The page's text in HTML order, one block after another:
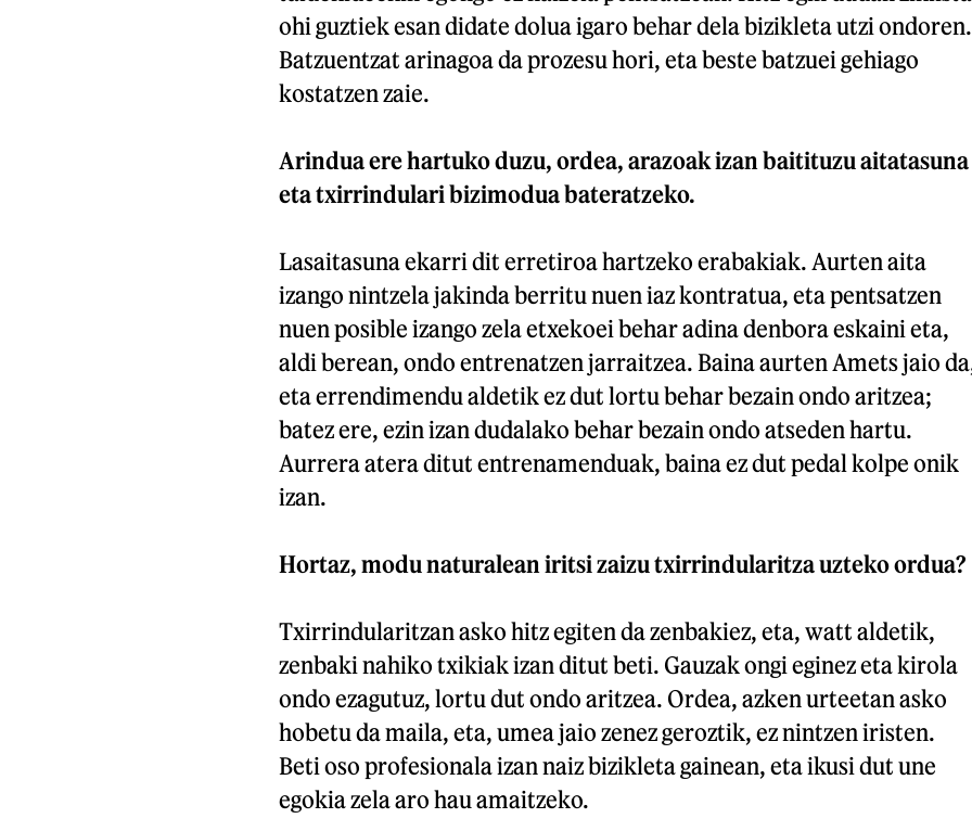
ohi guztiek esan didate dolua igaro behar dela bizikleta utzi ondoren.
Batzuentzat arinagoa da prozesu hori, eta beste batzuei gehiago
kostatzen zaie.
Arindua ere hartuko duzu, ordea, arazoak izan baitituzu aitatasuna
eta txirrindulari bizimodua bateratzeko.
Lasaitasuna ekarri dit erretiroa hartzeko erabakiak. Aurten aita
izango nintzela jakinda berritu nuen iaz kontratua, eta pentsatzen
nuen posible izango zela etxekoei behar adina denbora eskaini eta,
aldi berean, ondo entrenatzen jarraitzea. Baina aurten Amets jaio
eta errendimendu aldetik ez dut lortu behar bezain ondo aritzea;
batez ere, ezin izan dudalako behar bezain ondo atseden hartu.
Aurrera atera ditut entrenamenduak, baina ez dut pedal kolpe onik
izan.
Hortaz, modu naturalean iritsi zaizu txirrindularitza uzteko ordua?
Txirrindularitzan asko hitz egiten da zenbakiez, eta, watt aldetik,
zenbaki nahiko txikiak izan ditut beti. Gauzak ongi eginez eta kirola
ondo ezagutuz, lortu dut ondo aritzea. Ordea, azken urteetan asko
hobetu da maila, eta, umea jaio zenez geroztik, ez nintzen iristen.
Beti oso profesionala izan naiz bizikleta gainean, eta ikusi dut une
egokia zela aro hau amaitzeko.